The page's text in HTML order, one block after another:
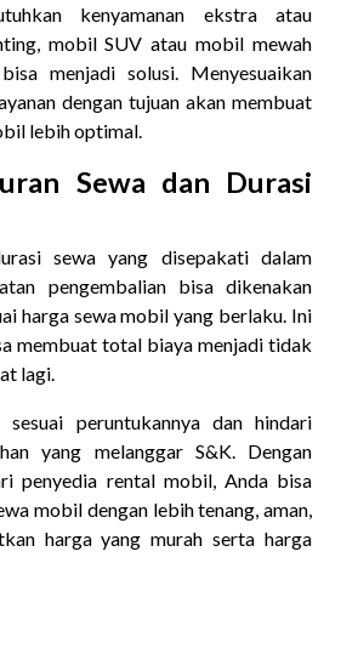
kenyamanan ekstra atau
mobil SUV atau mobil mewah
menjadi solusi. Menyesuaikan
dengan tujuan akan membuat
lebih optimal.
Sewa dan Durasi
sewa yang disepakati dalam
pengembalian bisa dikenakan
harga sewa mobil yang berlaku. Ini
membuat total biaya menjadi tidak
lagi.
sesuai peruntukannya dan hindari
yang melanggar S&K. Dengan
penyedia rental mobil, Anda bisa
mobil dengan lebih tenang, aman,
harga yang murah serta harga